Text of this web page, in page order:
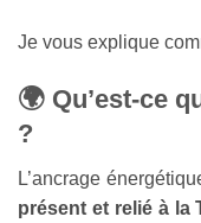
Je vous explique
🌍 Qu’est-ce
?
L’ancrage
présent et relié à la